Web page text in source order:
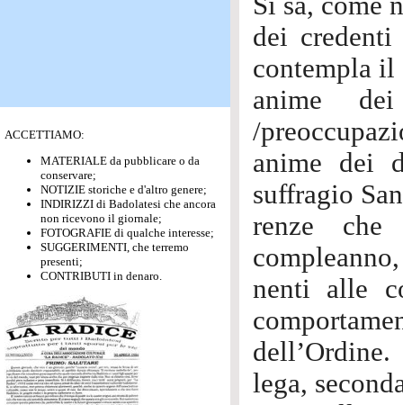
ACCETTIAMO:
MATERIALE da pubblicare o da
conservare;
NOTIZIE storiche e d'altro genere;
INDIRIZZI di Badolatesi che ancora
non ricevono il giornale;
FOTOGRAFIE di qualche interesse;
SUGGERIMENTI, che terremo
presenti;
CONTRIBUTI in denaro.
dei
contempla il
anime
/
anime dei
suffragio
renze che
nenti alle
lega,